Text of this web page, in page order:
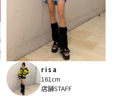
risa
161cm
店舗STAFF